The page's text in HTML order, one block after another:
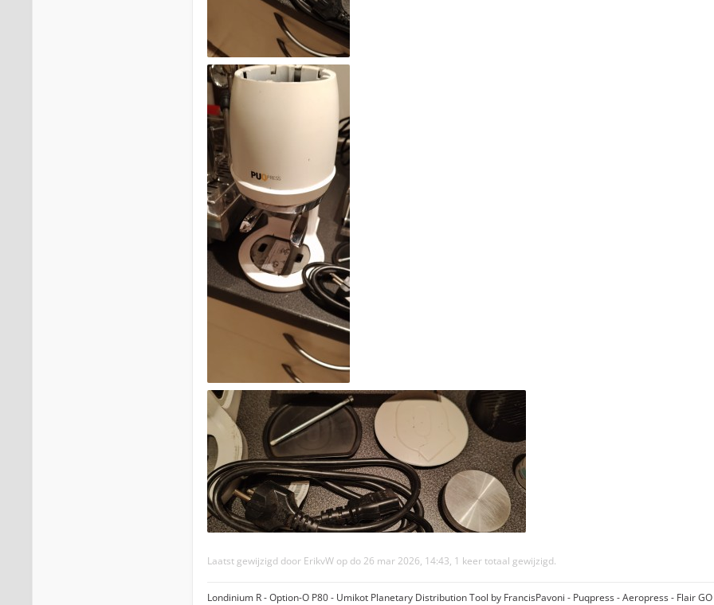
Laatst gewijzigd door ErikvW op do 26 mar 2026, 14:43, 1 keer totaal gewijzigd.
Londinium R - Option-O P80 - Umikot Planetary Distribution Tool by FrancisPavoni - Puqpress - Aeropress - Flair